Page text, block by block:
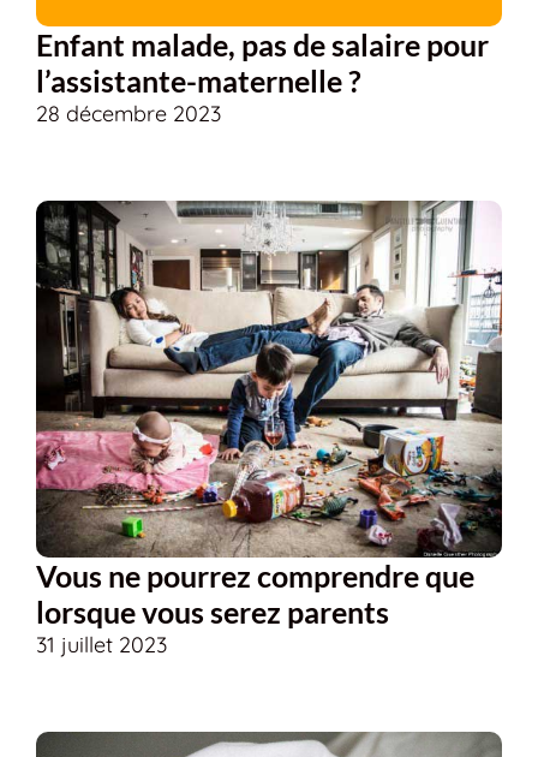
Enfant malade, pas de salaire pour
l’assistante-maternelle ?
28 décembre 2023
Vous ne pourrez comprendre que
lorsque vous serez parents
31 juillet 2023